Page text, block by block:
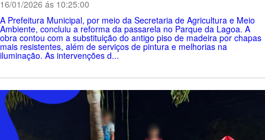
16/01/2026 ás 10:25:00
A Prefeitura Municipal, por meio da Secretaria de Agricultura e Meio
Ambiente, concluiu a reforma da passarela no Parque da Lagoa. A
obra contou com a substituição do antigo piso de madeira por chapas
mais resistentes, além de serviços de pintura e melhorias na
iluminação. As intervenções d...